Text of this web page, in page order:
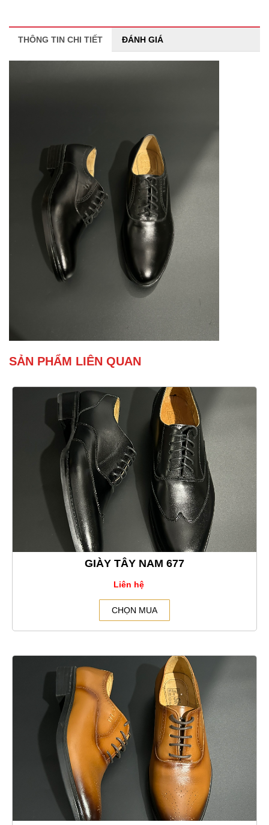
THÔNG TIN CHI TIẾT ĐÁNH GIÁ
SẢN PHẨM LIÊN QUAN
GIÀY TÂY NAM 677
Liên hệ
CHỌN MUA